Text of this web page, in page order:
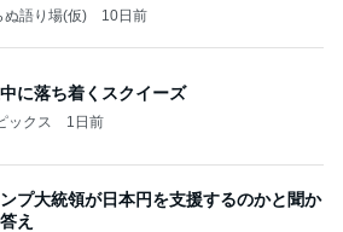
ぬ語り場(仮) 10日前
に落ち着くスクイーズ
ックス 1日前
プ大統領が日本円を支援するのかと聞か
え